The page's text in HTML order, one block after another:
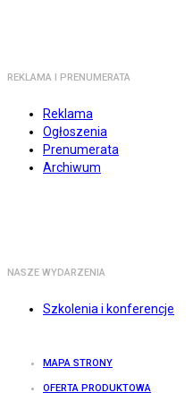
REKLAMA I PRENUMERATA
Reklama
Ogłoszenia
Prenumerata
Archiwum
NASZE WYDARZENIA
Szkolenia i konferencje
MAPA STRONY
OFERTA PRODUKTOWA